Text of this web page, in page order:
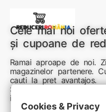
Cele mai noi
și cupoane de
Ramai aproape de noi.
magazinelor partenere.
cauti la pret avantajos.
Sunteti aici pentru
inspirate
Cookies & Privacy